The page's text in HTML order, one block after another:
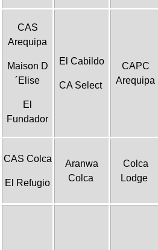
CAS
Arequipa
Maison D
´Elise
El
Fundador
El Cabildo
CA Select
CAPC
Arequipa
CAS Colca
El Refugio
Aranwa
Colca
Colca
Lodge